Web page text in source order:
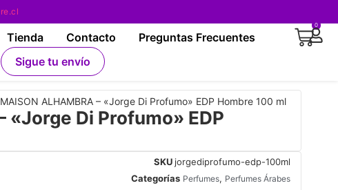
Tienda Contacto
Preguntas Frecuentes
Sigue tu envío
0
ALHAMBRA – «Jorge Di Profumo» EDP Hombre 100 ml
«Jorge Di Profumo» EDP
SKU jorgediprofumo-edp-100ml
Categorías Perfumes, Perfumes Árabes